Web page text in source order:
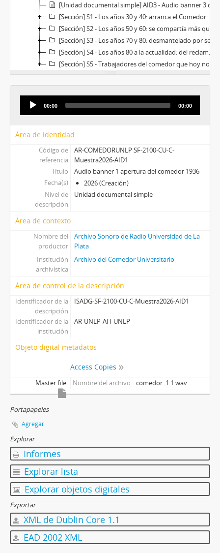
[Unidad documental simple] AID3 - Audio banner 3 cierre del comedor
[Sección] S1 - Los años 30 y 40: arranca el Comedor
[Sección] S2 - Los años 50 y 60: se compartía más que comida
[Sección] S3 - Los años 70 y 80: desmantelado por ser considerado un lugar peligroso
[Sección] S4 - Los años 80 a la actualidad: del reclamo a la conquista
[Sección] S5 - Trabajadores del comedor que hoy nos siguen faltando
Player
00:00 00:00
Área de identidad
Código de
referencia
AR-COMEDORUNLP SF-2100-CU-C-
Muestra2026-AID1
Título
Audio banner 1 apertura del comedor 1936
Fecha(s)
2026 (Creación)
Nivel de
descripción
Unidad documental simple
Área de contexto
Nombre del
productor
Archivo Sonoro de Radio Universidad de La
Plata
Institución
archivística
Archivo del Comedor Universitario
Área de control de la descripción
Identificador de la
descripción
ISADG-SF-2100-CU-C-Muestra2026-AID1
Identificador de la
institución
AR-UNLP-AH-UNLP
Objeto digital metadatos
Access Copies
Master file Nombre del archivo comedor_1.1.wav
Portapapeles
Agregar
Explorar
Informes
Explorar lista
Explorar objetos digitales
Exportar
XML de Dublin Core 1.1
EAD 2002 XML